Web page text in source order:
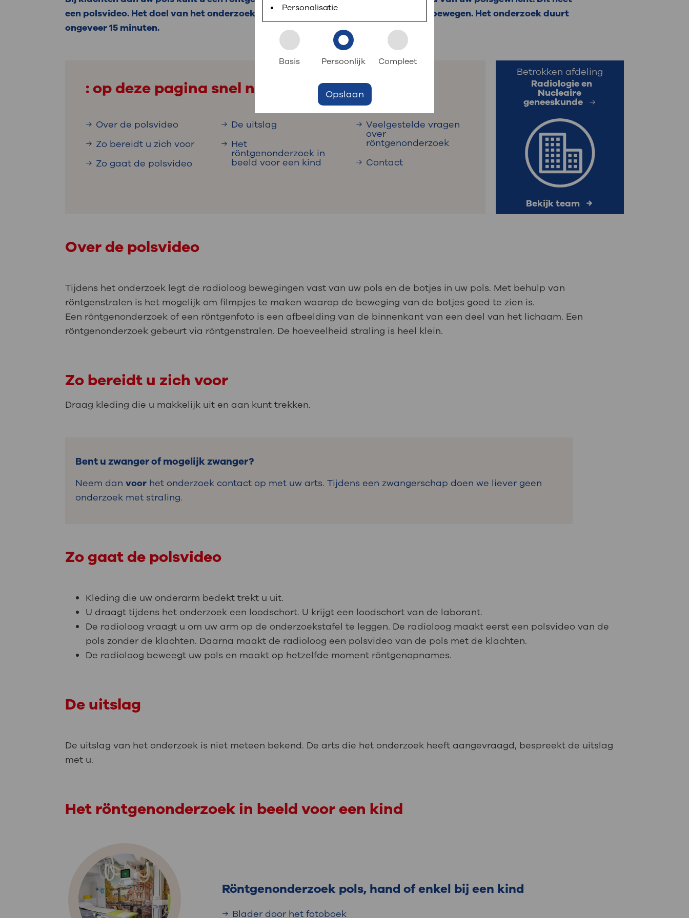
Uw bezoek aan OLVG
Uw verblijf in OLVG
Werken bij OLVG
steeds verder uit, zodat u zelf meer digitaal kunt regelen. Met MijnOLVG kunnen
we u sneller helpen.
een polsvideo. Het doel van het onderzoek is om te kijken hoe de botjes in uw pols bewegen. Het onderzoek duurt
ongeveer 15 minuten.
: op deze pagina snel naar
Over de polsvideo
Zo bereidt u zich voor
Zo gaat de polsvideo
De uitslag
Het
röntgenonderzoek in
beeld voor een kind
Veelgestelde vragen
over
röntgenonderzoek
Contact
Betrokken afdeling
Radiologie en
Nucleaire
geneeskunde
Bekijk team
Over de polsvideo
Tijdens het onderzoek legt de radioloog bewegingen vast van uw pols en de botjes in uw pols. Met behulp van
röntgenstralen is het mogelijk om filmpjes te maken waarop de beweging van de botjes goed te zien is.
Een röntgenonderzoek of een röntgenfoto is een afbeelding van de binnenkant van een deel van het lichaam. Een
röntgenonderzoek gebeurt via röntgenstralen. De hoeveelheid straling is heel klein.
Zo bereidt u zich voor
Draag kleding die u makkelijk uit en aan kunt trekken.
Bent u zwanger of mogelijk zwanger?
Neem danvoor het onderzoek contact op met uw arts. Tijdens een zwangerschap doen we liever geen
onderzoek met straling.
Zo gaat de polsvideo
Kleding die uw onderarm bedekt trekt u uit.
U draagt tijdens het onderzoek een loodschort. U krijgt een loodschort van de laborant.
De radioloog vraagt u om uw arm op de onderzoekstafel te leggen. De radioloog maakt eerst een polsvideo van de
pols zonder de klachten. Daarna maakt de radioloog een polsvideo van de pols met de klachten.
De radioloog beweegt uw pols en maakt op hetzelfde moment röntgenopnames.
De uitslag
De uitslag van het onderzoek is niet meteen bekend. De arts die het onderzoek heeft aangevraagd, bespreekt de uitslag
met u.
Het röntgenonderzoek in beeld voor een kind
Röntgenonderzoek pols, hand of enkel bij een kind
Blader door het fotoboek
Personalisatie
Basis Persoonlijk Compleet
Opslaan